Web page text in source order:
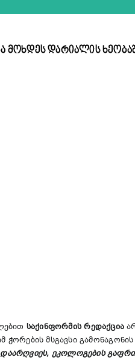
დარიალის
საქინფორმის რედაქცია
მსგავსი
დაარღვიეს, ეკოლოგების